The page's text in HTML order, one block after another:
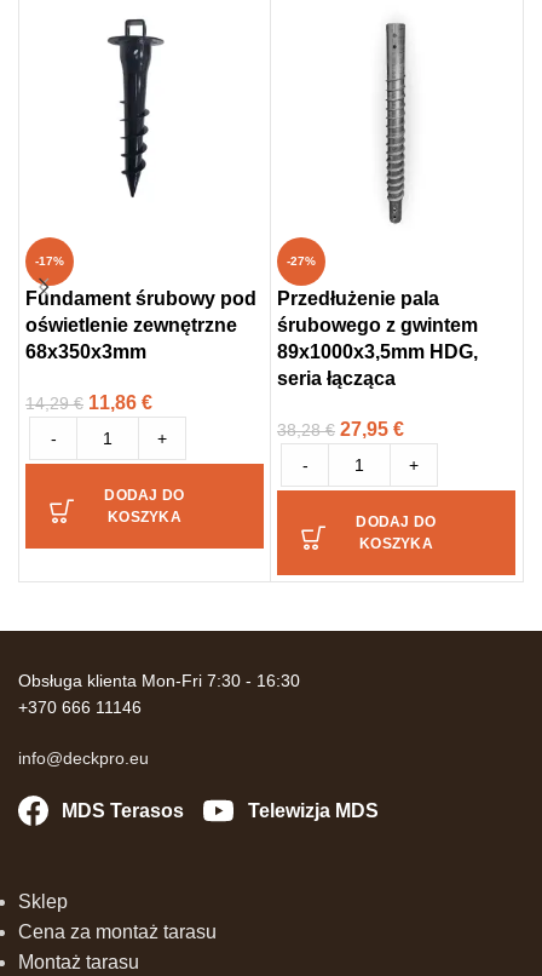
-17%
Fundament śrubowy pod
oświetlenie zewnętrzne
68x350x3mm
14,29€ 11,86 €
- +
DODAJ DO
KOSZYKA
-27%
Przedłużenie pala
śrubowego z gwintem
89x1000x3,5mm HDG,
seria łącząca
38,28€ 27,95 €
- +
DODAJ DO
KOSZYKA
Obsługa klienta Mon-Fri 7:30 - 16:30
+370 666 11146
info@deckpro.eu
MDS Terasos Telewizja MDS
Sklep
Cena za montaż tarasu
Montaż tarasu